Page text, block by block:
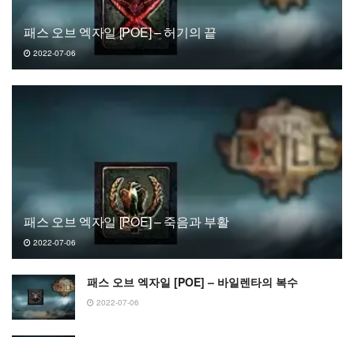
패스 오브 엑자일 [POE] – 허기의 끝
2022-07-06
패스 오브 엑자일 [POE] – 죽음과 부활
2022-07-06
패스 오브 엑자일 [POE] – 바일렌타의 복수
2022-07-06